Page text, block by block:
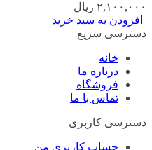
۲,۱۰۰,۰۰۰ ریال
افزودن به سبد خرید
دسترسی سریع
خانه
درباره ما
فروشگاه
تماس با ما
دسترسی کاربری
حساب کاربری من